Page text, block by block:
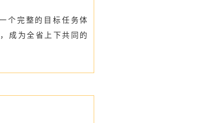
个完整的目标任务体
成为全省上下共同的